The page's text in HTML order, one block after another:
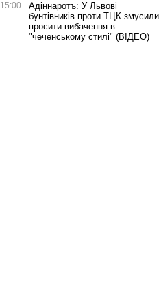
15:00
Адіннаротъ: У Львові
бунтівників проти ТЦК змусили
просити вибачення в
"чеченському стилі" (ВІДЕО)